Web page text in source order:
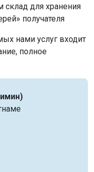
склад для хранения
получателя
нами услуг входит
полное